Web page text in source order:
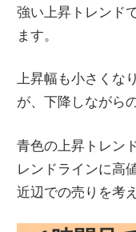
強い上昇トレンド
ます。
上昇幅も小さくな
が、下降しながら
青色の上昇トレン
レンドラインに高
近辺での売りを考